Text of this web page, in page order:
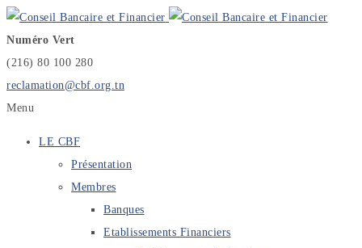
Numéro Vert
(216) 80 100 280
reclamation@cbf.org.tn
Menu
LE CBF
Présentation
Membres
Banques
Etablissements Financiers